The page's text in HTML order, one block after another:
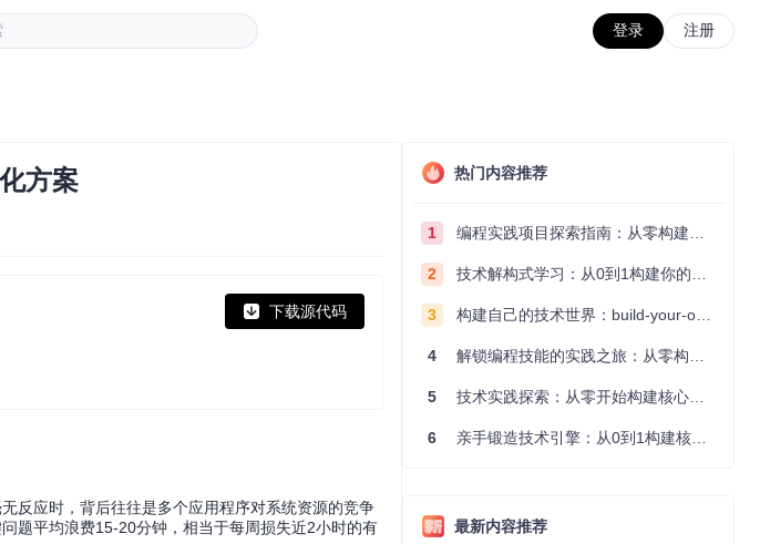
登录 注册
方案
下载源代码
反应时，背后往往是多个应用程序对系统资源的竞争
题平均浪费15-20分钟，相当于每周损失近2小时的有
热门内容推荐
1 编程实践项目探索指南：从零构建技术能力体系
2 技术解构式学习：从0到1构建你的编程知识体系
3 构建自己的技术世界：build-your-own-x项目的实践探索指南
4 解锁编程技能的实践之旅：从零构建你的技术世界
5 技术实践探索：从零开始构建核心系统的实践指南
6 亲手锻造技术引擎：从0到1构建核心系统的实践指南
最新内容推荐